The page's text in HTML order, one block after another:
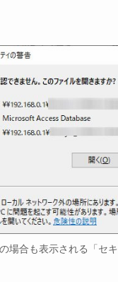
場合も表示される「セキ